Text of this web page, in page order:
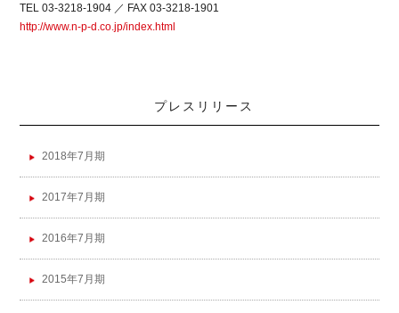
TEL 03-3218-1904 ／ FAX 03-3218-1901
http://www.n-p-d.co.jp/index.html
プレスリリース
2018年7月期
2017年7月期
2016年7月期
2015年7月期